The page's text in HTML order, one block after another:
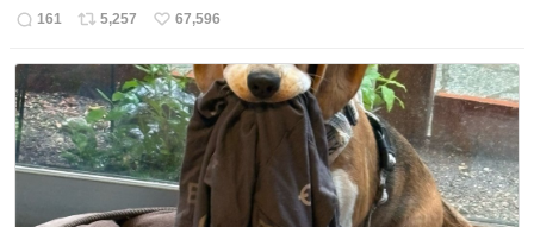
返
161
リ
ト
数
5,257
い
ね
数
67,596